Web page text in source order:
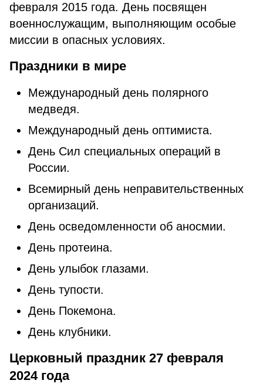
февраля 2015 года. День посвящен
военнослужащим, выполняющим особые
миссии в опасных условиях.
Праздники в мире
Международный день полярного
медведя.
Международный день оптимиста.
День Сил специальных операций в
России.
Всемирный день неправительственных
организаций.
День осведомленности об аносмии.
День протеина.
День улыбок глазами.
День тупости.
День Покемона.
День клубники.
Церковный праздник 27 февраля
2024 года